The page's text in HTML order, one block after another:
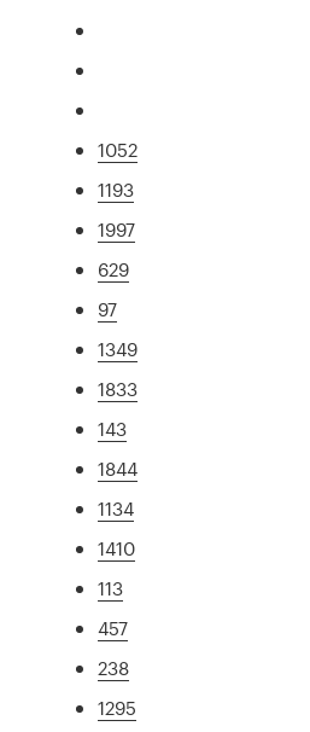
1052
1193
1997
629
97
1349
1833
143
1844
1134
1410
113
457
238
1295